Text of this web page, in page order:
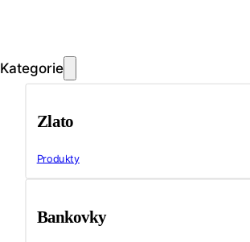
Kategorie
Zlato
Produkty
Bankovky